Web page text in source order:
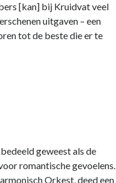
[kan] bij Kruidvat veel
uitgaven – een
tot de beste die er te
geweest als de
romantische gevoelens.
Orkest, deed een